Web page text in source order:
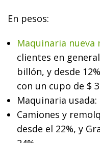
En pesos:
Maquinaria nueva
clientes en
billón, y desde
con un cupo de $
Maquinaria usada:
Camiones y
desde el 22%, y